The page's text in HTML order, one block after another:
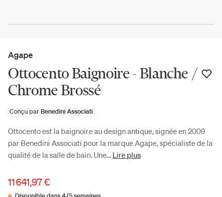
Agape
Ottocento Baignoire - Blanche /
Chrome Brossé
Conçu par Benedini Associati
Ottocento est la baignoire au design antique, signée en 2009
par Benedini Associati pour la marque Agape, spécialiste de la
qualité de la salle de bain. Une... Lire plus
11 641,97 €